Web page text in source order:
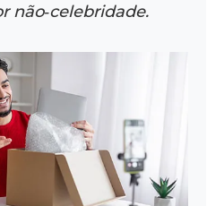
não‑celebridade.